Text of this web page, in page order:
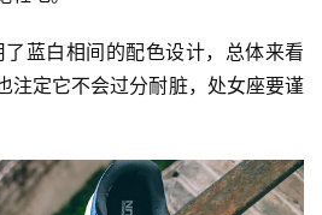
蓝白相间的配色设计，总体来看
注定它不会过分耐脏，处女座要谨